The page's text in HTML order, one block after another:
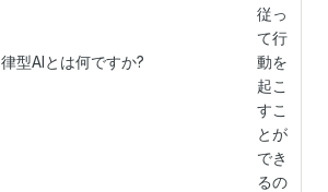
型AIとは何ですか?
従っ
て行
動を
起こ
すこ
とが
でき
るの